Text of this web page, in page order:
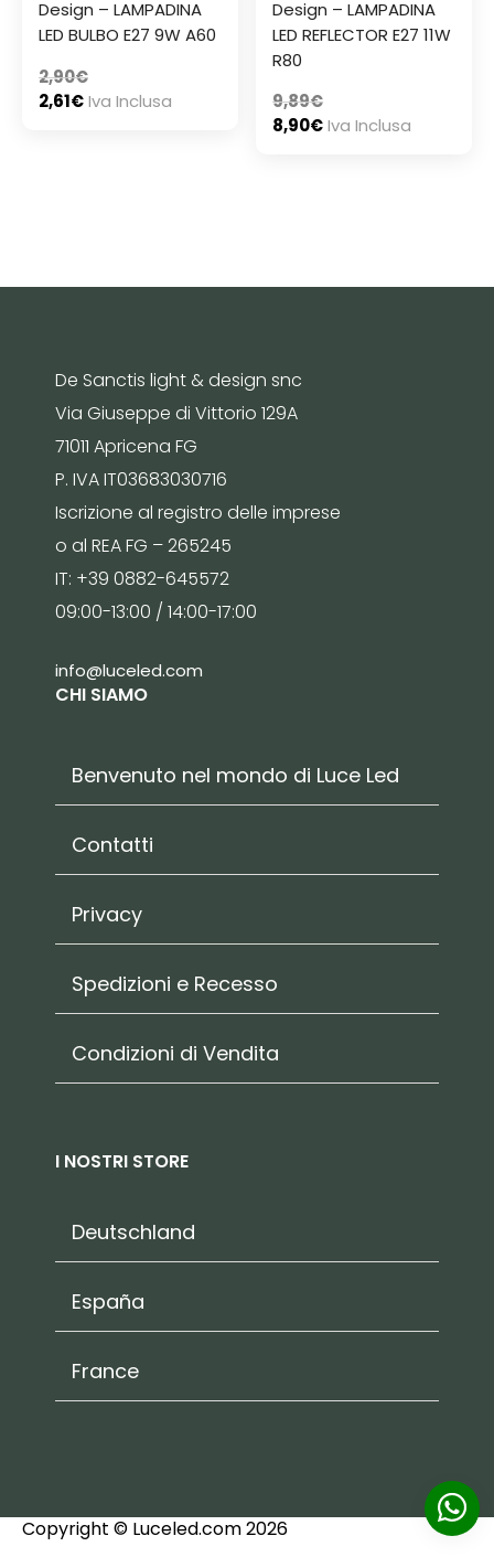
Design – LAMPADINA
LED BULBO E27 9W A60
2,90€
2,61€Iva Inclusa
Design – LAMPADINA
LED REFLECTOR E27 11W
R80
9,89€
8,90€Iva Inclusa
De Sanctis light & design snc
Via Giuseppe di Vittorio 129A
71011 Apricena FG
P. IVA IT03683030716
Iscrizione al registro delle imprese
o al REA FG – 265245
IT: +39 0882-645572
09:00-13:00 / 14:00-17:00
info@luceled.com
CHI SIAMO
Benvenuto nel mondo di Luce Led
Contatti
Privacy
Spedizioni e Recesso
Condizioni di Vendita
I NOSTRI STORE
Deutschland
España
France
Copyright © Luceled.com 2026